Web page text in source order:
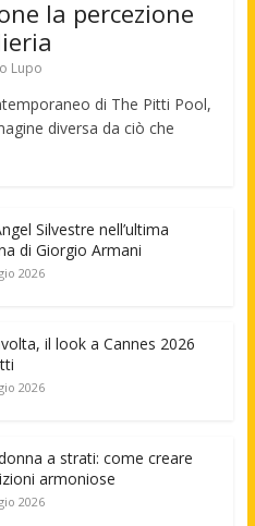
la percezione
Lupo
di The Pitti Pool,
diversa da ciò che
Silvestre nell’ultima
di Giorgio Armani
2026
il look a Cannes 2026
2026
a strati: come creare
armoniose
2026